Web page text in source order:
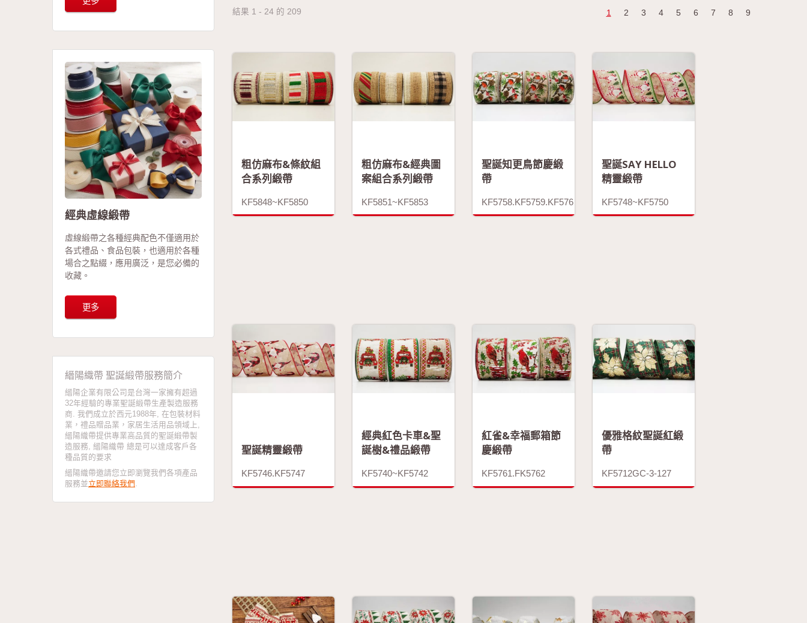
經典虛線緞帶
虛線緞帶之各種經典配色不僅適用於
各式禮品、食品包裝，也適用於各種
場合之點綴，應用廣泛，是您必備的
收藏。
更多
縉陽織帶 聖誕緞帶服務簡介
縉陽企業有限公司是台灣一家擁有超過
32年經驗的專業聖誕緞帶生產製造服務
商. 我們成立於西元1988年, 在包裝材料
業，禮品贈品業，家居生活用品領域上,
縉陽織帶提供專業高品質的聖誕緞帶製
造服務, 縉陽織帶 總是可以達成客戶各
種品質的要求
縉陽織帶邀請您立即瀏覽我們各項產品
服務並立即聯絡我們 .
結果 1 - 24 的 209 1 2 3 4 5 6 7 8 9
粗仿麻布&條紋組
合系列緞帶
KF5848~KF5850
粗仿麻布&經典圖
案組合系列緞帶
KF5851~KF5853
聖誕知更鳥節慶緞
帶
KF5758.KF5759.KF576
聖誕SAY HELLO
精靈緞帶
KF5748~KF5750
聖誕精靈緞帶
KF5746.KF5747
經典紅色卡車&聖
誕樹&禮品緞帶
KF5740~KF5742
紅雀&幸福郵箱節
慶緞帶
KF5761.FK5762
優雅格紋聖誕紅緞
帶
KF5712GC-3-127